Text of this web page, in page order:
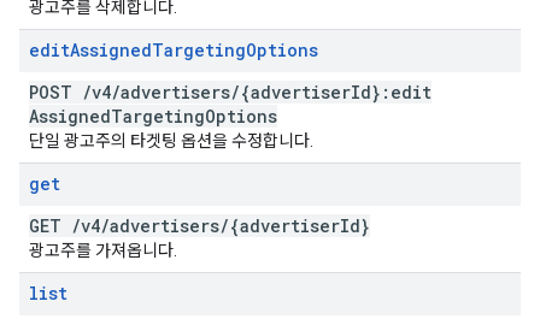
광고주를 삭제합니다.
editAssignedTargetingOptions
POST /v4/advertisers/{advertiserId}:edit
AssignedTargetingOptions
단일 광고주의 타겟팅 옵션을 수정합니다.
get
GET /v4/advertisers/{advertiserId}
광고주를 가져옵니다.
list